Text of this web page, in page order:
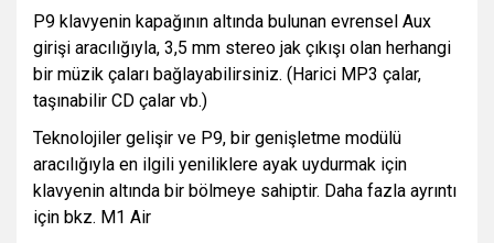
P9 klavyenin kapağının altında bulunan evrensel Aux
girişi aracılığıyla, 3,5 mm stereo jak çıkışı olan herhangi
bir müzik çaları bağlayabilirsiniz. (Harici MP3 çalar,
taşınabilir CD çalar vb.)
Teknolojiler gelişir ve P9, bir genişletme modülü
aracılığıyla en ilgili yeniliklere ayak uydurmak için
klavyenin altında bir bölmeye sahiptir. Daha fazla ayrıntı
için bkz. M1 Air